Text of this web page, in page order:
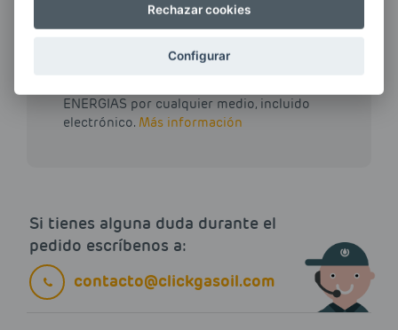
ENERGIAS por cualquier medio, incluido
electrónico. Más información
Si tienes alguna duda durante el
pedido escríbenos a:
contacto@clickgasoil.com
Rechazar cookies
Configurar